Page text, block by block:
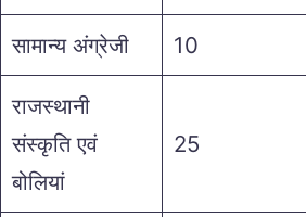
सामान्य अंग्रेजी 10
राजस्थानी
संस्कृति एवं
बोलियां
25